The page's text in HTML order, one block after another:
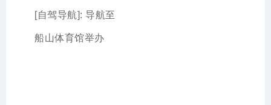
[自驾导航]: 导航至
船山体育馆举办